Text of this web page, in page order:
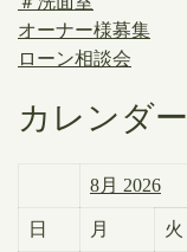
オーナー様募集
ローン相談会
カレンダー
8月 2026
日 月 火